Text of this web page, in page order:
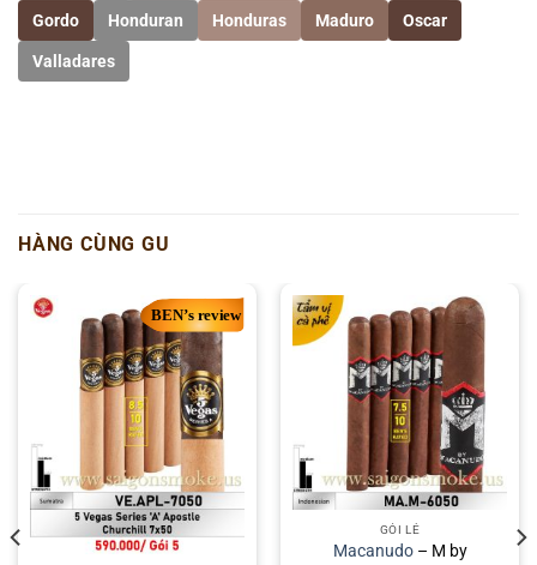
Gordo Honduran Honduras Maduro Oscar
Valladares
HÀNG CÙNG GU
GÓI LẺ
Macanudo– M by